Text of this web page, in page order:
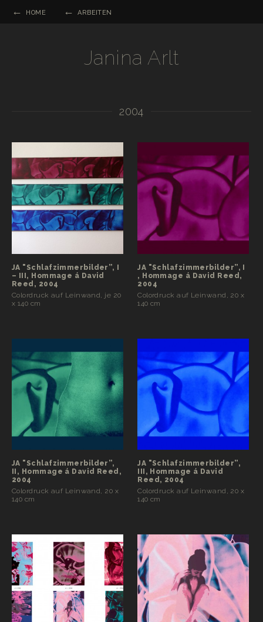
HOME ARBEITEN
Janina Arlt
2004
JA "Schlafzimmerbilder”, I
– III, Hommage á David
Reed, 2004
Colordruck auf Leinwand, je 20
x 140 cm
JA "Schlafzimmerbilder”, I
, Hommage á David Reed,
2004
Colordruck auf Leinwand, 20 x
140 cm
JA "Schlafzimmerbilder”,
II, Hommage á David Reed,
2004
Colordruck auf Leinwand, 20 x
140 cm
JA "Schlafzimmerbilder”,
III, Hommage á David
Reed, 2004
Colordruck auf Leinwand, 20 x
140 cm